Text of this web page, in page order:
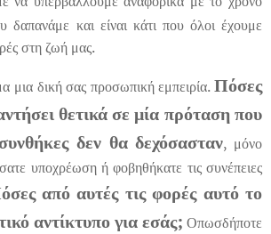
δαπανάμε και είναι κάτι που όλοι έχουμε
στη ζωή μας.
μια δική σας προσωπική εμπειρία.Πόσες
θετικά σε μία πρόταση που
δεν θα δεχόσασταν, μόνο
υποχρέωση ή φοβηθήκατε τις συνέπειες
από αυτές τις φορές αυτό το
αντίκτυπο για εσάς; Οπωσδήποτε